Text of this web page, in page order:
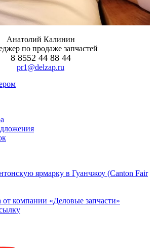
Анатолий Калинин
по продаже запчастей
8 8552 44 88 44
pr1@delzap.ru
ярмарку в Гуанчжоу (Canton Fair
от компании «Деловые запчасти»